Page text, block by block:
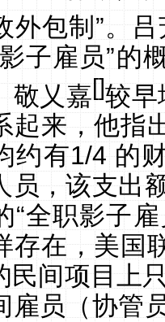
外包制”。吕
子雇员”的
敬乂嘉[]较早
起来，他指
约有1/4的
员，该支出
“全职影子雇
存在，美国
民间项目上
雇员（协管